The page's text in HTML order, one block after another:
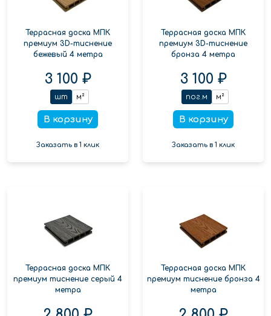
Террасная доска МПК
премиум 3D-тиснение
бежевый 4 метра
3 100 ₽
шт м²
В корзину
Заказать в 1 клик
Террасная доска МПК
премиум 3D-тиснение
бронза 4 метра
3 100 ₽
пог.м м²
В корзину
Заказать в 1 клик
Террасная доска МПК
премиум тиснение серый 4
метра
Террасная доска МПК
премиум тиснение бронза 4
метра